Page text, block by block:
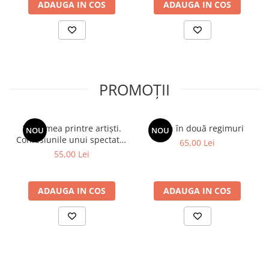
ADAUGA IN COS ADAUGA IN COS
PROMOȚII
NOU
Viața mea printre artiști.
Confesiunile unui spectator
fidel
55,00 Lei
ADAUGA IN COS
NOU
Spion în două regimuri
65,00 Lei
ADAUGA IN COS